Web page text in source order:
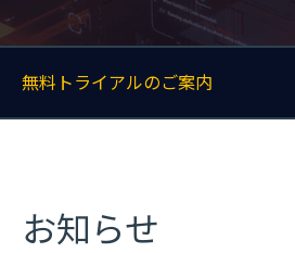
無料トライアルのご案内
各記事へのリンクを表示する
お知らせ